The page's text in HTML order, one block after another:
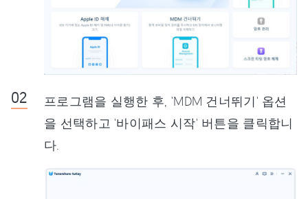
프로그램을 실행한 후, 'MDM 건너뛰기' 옵션
을 선택하고 '바이패스 시작' 버튼을 클릭합니
다.